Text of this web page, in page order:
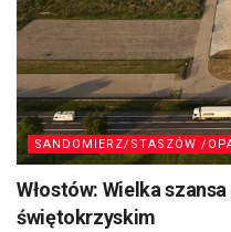
SANDOMIERZ/STASZÓW /
Włostów: Wielka
świętokrzyskim